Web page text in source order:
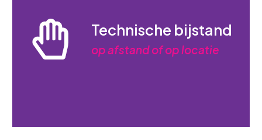
Technische bijstand
op afstand of op locatie